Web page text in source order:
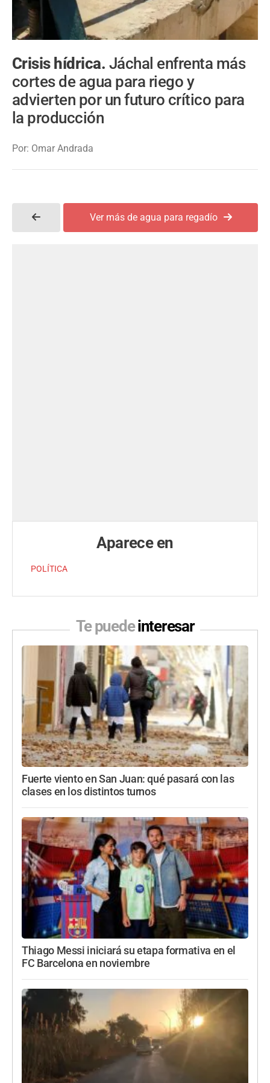
Crisis hídrica. Jáchal enfrenta más
cortes de agua para riego y
advierten por un futuro crítico para
la producción
Por: Omar Andrada
Ver más de agua para regadío
Aparece en
POLÍTICA
Te puedeinteresar
Fuerte viento en San Juan: qué pasará con las
clases en los distintos turnos
Thiago Messi iniciará su etapa formativa en el
FC Barcelona en noviembre